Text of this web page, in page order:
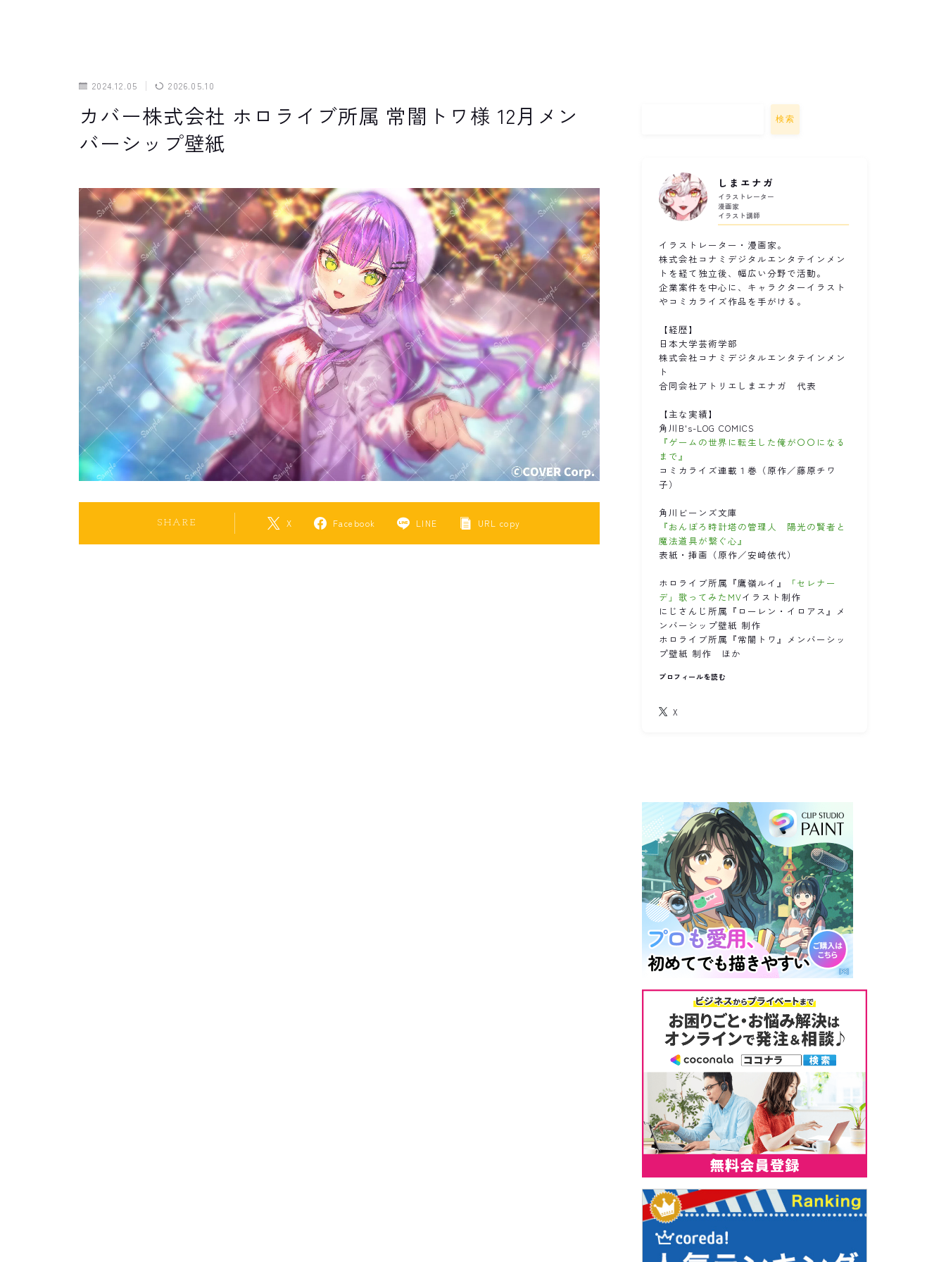
2024.12.05 2026.05.10
カバー株式会社 ホロライブ所属 常闇トワ様 12月メン
バーシップ壁紙
SHARE X Facebook LINE URL copy
検索
しまエナガ
イラストレーター
漫画家
イラスト講師
イラストレーター・漫画家。
株式会社コナミデジタルエンタテインメン
トを経て独立後、幅広い分野で活動。
企業案件を中心に、キャラクターイラスト
やコミカライズ作品を手がける。
【経歴】
日本大学芸術学部
株式会社コナミデジタルエンタテインメン
ト
合同会社アトリエしまエナガ 代表
【主な実績】
角川B's-LOG COMICS
『ゲームの世界に転生した俺が〇〇になる
まで』
コミカライズ連載１巻（原作／藤原チワ
子）
角川ビーンズ文庫
『おんぼろ時計塔の管理人 陽光の賢者と
魔法道具が繋ぐ心』
表紙・挿画（原作／安崎依代）
ホロライブ所属『鷹嶺ルイ』
「セレナー
デ」歌ってみたMVイラスト制作
にじさんじ所属『ローレン・イロアス』メ
ンバーシップ壁紙 制作
ホロライブ所属『常闇トワ』メンバーシッ
プ壁紙 制作 ほか
プロフィールを読む
X